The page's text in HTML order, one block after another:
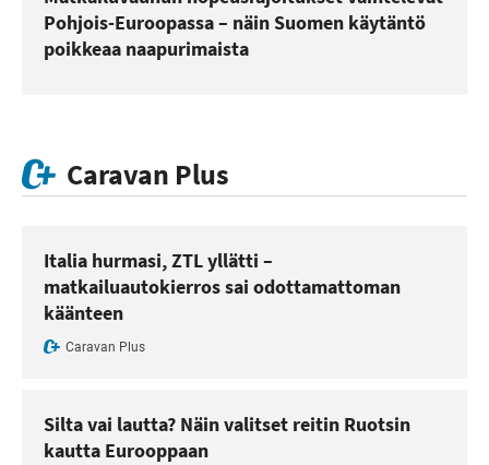
Pohjois-Euroopassa – näin Suomen käytäntö
poikkeaa naapurimaista
Caravan Plus
Italia hurmasi, ZTL yllätti –
matkailuautokierros sai odottamattoman
käänteen
Caravan Plus
Silta vai lautta? Näin valitset reitin Ruotsin
kautta Eurooppaan